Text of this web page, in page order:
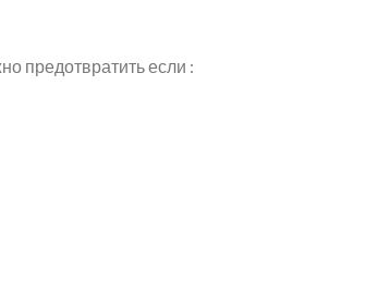
предотвратить если :